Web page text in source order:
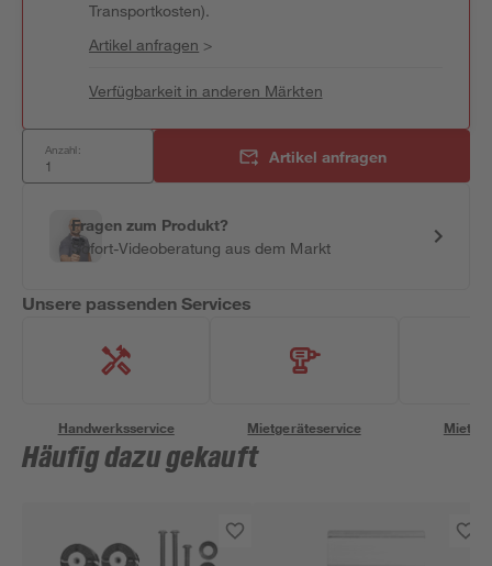
Transportkosten).
Artikel anfragen >
Verfügbarkeit in anderen Märkten
Anzahl: Artikel anfragen
Fragen zum Produkt?
Sofort-Videoberatung aus dem Markt
Unsere passenden Services
Handwerksservice Mietgeräteservice
Häufig dazu gekauft